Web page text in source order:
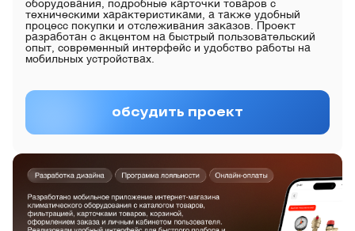
оборудования, подробные карточки товаров с
техническими характеристиками, а также удобный
процесс покупки и отслеживания заказов. Проект
разработан с акцентом на быстрый пользовательский
опыт, современный интерфейс и удобство работы на
мобильных устройствах.
обсудить проект